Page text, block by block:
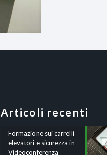
Articoli recenti
Formazione sui carrelli
elevatori e sicurezza in
Videoconferenza